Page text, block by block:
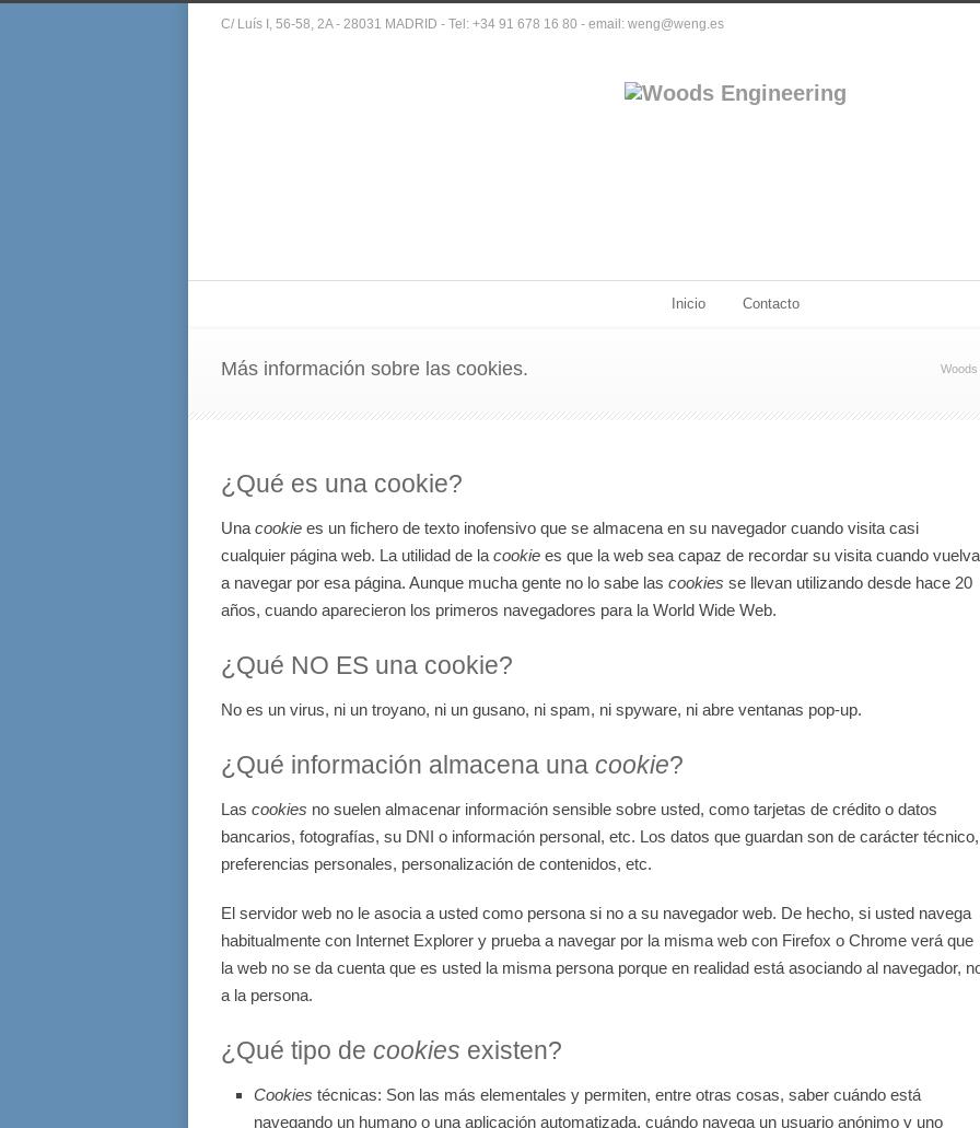
C/ Luís I, 56-58, 2A - 28031 MADRID - Tel: +34 91 678 16 80 - email: weng@weng.es
Inicio Contacto
Más información sobre las cookies. Woods
¿Qué es una cookie?
Una cookie es un fichero de texto inofensivo que se almacena en su navegador cuando visita casi
cualquier página web. La utilidad de la cookie es que la web sea capaz de recordar su visita cuando vuelva
a navegar por esa página. Aunque mucha gente no lo sabe las cookies se llevan utilizando desde hace 20
años, cuando aparecieron los primeros navegadores para la World Wide Web.
¿Qué NO ES una cookie?
No es un virus, ni un troyano, ni un gusano, ni spam, ni spyware, ni abre ventanas pop-up.
¿Qué información almacena una cookie?
Las cookies no suelen almacenar información sensible sobre usted, como tarjetas de crédito o datos
bancarios, fotografías, su DNI o información personal, etc. Los datos que guardan son de carácter técnico,
preferencias personales, personalización de contenidos, etc.
El servidor web no le asocia a usted como persona si no a su navegador web. De hecho, si usted navega
habitualmente con Internet Explorer y prueba a navegar por la misma web con Firefox o Chrome verá que
la web no se da cuenta que es usted la misma persona porque en realidad está asociando al navegador,
a la persona.
¿Qué tipo de cookies existen?
Cookies técnicas: Son las más elementales y permiten, entre otras cosas, saber cuándo está
navegando un humano o una aplicación automatizada, cuándo navega un usuario anónimo y uno